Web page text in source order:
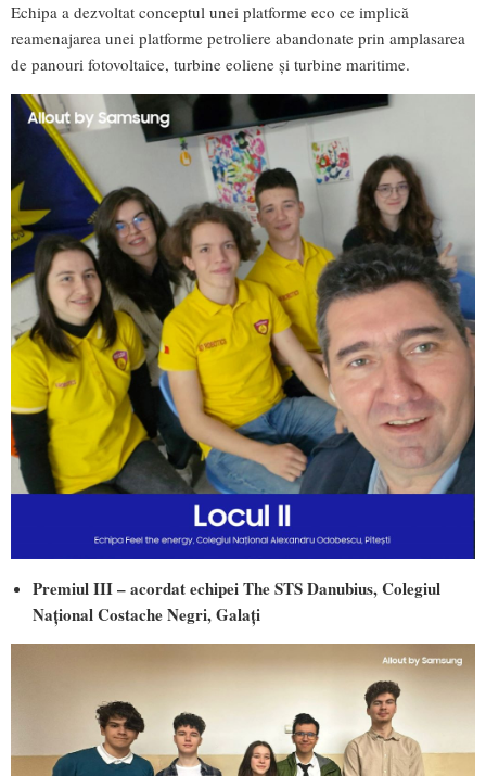
Echipa a dezvoltat conceptul unei platforme eco ce implică
reamenajarea unei platforme petroliere abandonate prin amplasarea
de panouri fotovoltaice, turbine eoliene și turbine maritime.
Premiul III – acordat echipei The STS Danubius, Colegiul
Național Costache Negri, Galați